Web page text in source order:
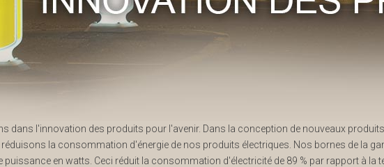
dans l'innovation des produits pour l'avenir. Dans la conception de nouveaux
la consommation d'énergie de nos produits électriques. Nos bornes de la
puissance en watts. Ceci réduit la consommation d'électricité de 89 % par rapport à